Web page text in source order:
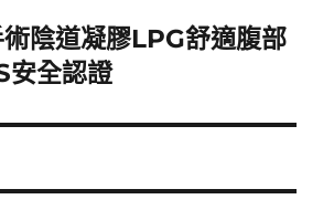
陰道凝膠LPG舒適腹部
安全認證